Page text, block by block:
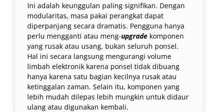
Ini adalah keunggulan paling signifikan. Dengan
modularitas, masa pakai perangkat dapat
diperpanjang secara dramatis. Pengguna hanya
perlu mengganti atau meng-upgrade komponen
yang rusak atau usang, bukan seluruh ponsel.
Hal ini secara langsung mengurangi volume
limbah elektronik karena ponsel tidak dibuang
hanya karena satu bagian kecilnya rusak atau
ketinggalan zaman. Selain itu, komponen yang
lebih mudah dilepas lebih mungkin untuk didaur
ulang atau digunakan kembali.